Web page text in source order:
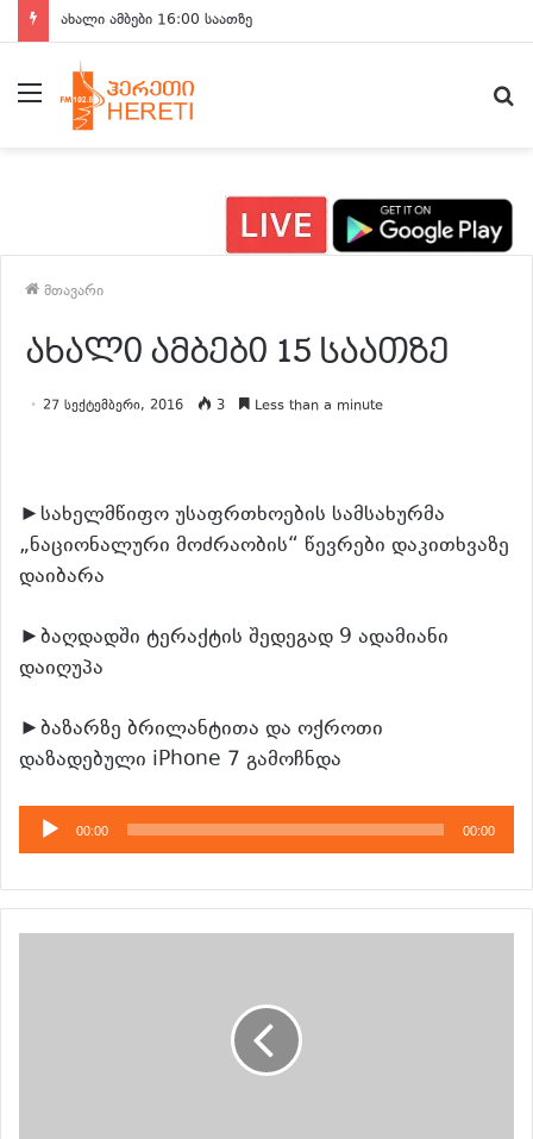
ახალი ამბები 16:00 საათზე
მენიუ
მთავარი
ახალი ამბები 15 საათზე
27 სექტემბერი, 2016 3 Less than a minute
►სახელმწიფო უსაფრთხოების სამსახურმა
„ნაციონალური მოძრაობის“ წევრები დაკითხვაზე
დაიბარა
►ბაღდადში ტერაქტის შედეგად 9 ადამიანი
დაიღუპა
►ბაზარზე ბრილანტითა და ოქროთი
დაზადებული iPhone 7 გამოჩნდა
აუდიო
დამკვრელი
00:00 00:00